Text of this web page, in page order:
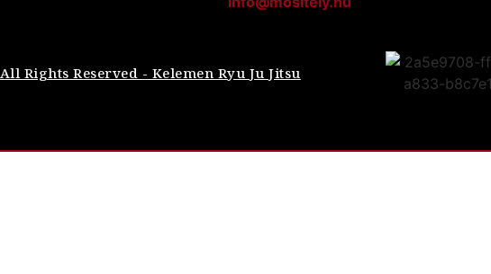
All Rights Reserved - Kelemen Ryu Ju Jitsu